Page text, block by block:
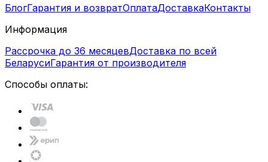
БлогГарантия и возвратОплатаДоставкаКонтакты
Информация
Рассрочка до 36 месяцевДоставка по всей
БеларусиГарантия от производителя
Способы оплаты: